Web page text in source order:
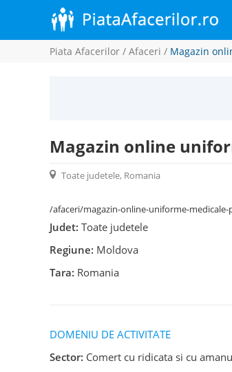
Piata Afacerilor / Afaceri / Magazin
Magazin online
Toate judetele, Romania
/afaceri/magazin-online-uniforme-
Judet: Toate judetele
Regiune: Moldova
Tara: Romania
DOMENIU DE ACTIVITATE
Sector: Comert cu ridicata si cu